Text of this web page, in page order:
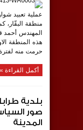
عملية تعبيد
منطقة البقّار،
المهندس أحمد
هذه المنطقة
حرمت منه
أكمل القراءة »
بلدية
صور
المدينة